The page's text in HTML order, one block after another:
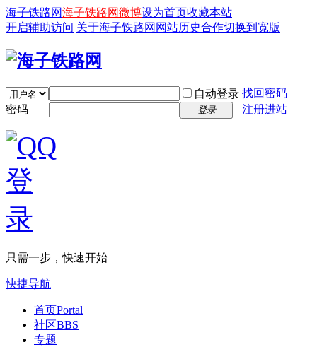
海子铁路网海子铁路网微博设为首页收藏本站
开启辅助访问 关于海子铁路网 网站历史合作切换到宽版
自动登录 找回密码
密码
登录 注册进站
只需一步，快速开始
快捷导航
首页Portal
社区BBS
专题